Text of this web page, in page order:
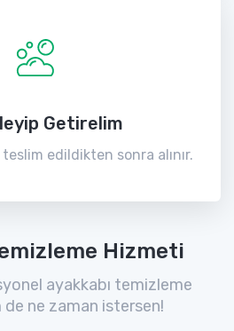
Getirelim
edildikten sonra alınır.
Hizmeti
ayakkabı temizleme
ne zaman istersen!